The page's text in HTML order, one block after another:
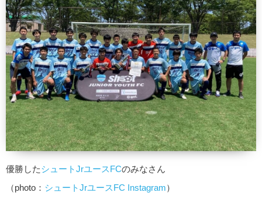
優勝したシュートJrユースFCのみなさん
（photo： シュートJrユースFC Instagram）